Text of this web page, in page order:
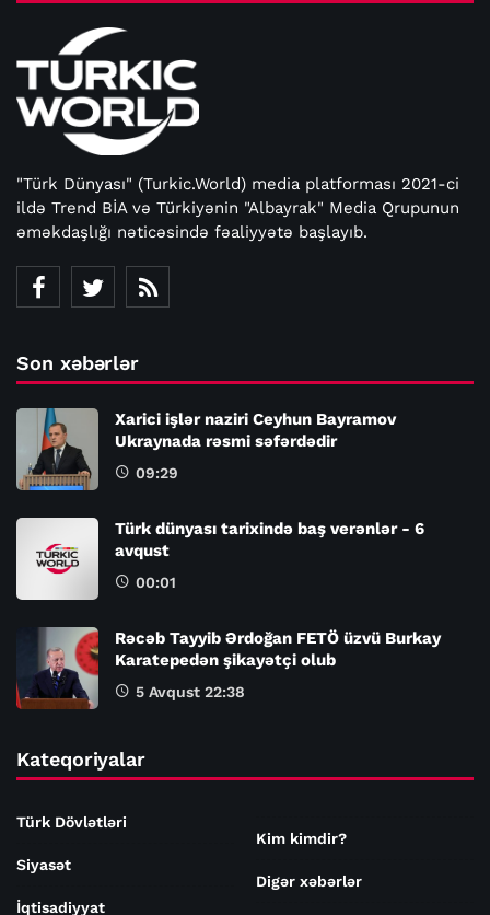
"Türk Dünyası" (Turkic.World) media platforması 2021-ci
ildə Trend BİA və Türkiyənin "Albayrak" Media Qrupunun
əməkdaşlığı nəticəsində fəaliyyətə başlayıb.
Son xəbərlər
Xarici işlər naziri Ceyhun Bayramov
Ukraynada rəsmi səfərdədir
09:29
Türk dünyası tarixində baş verənlər - 6
avqust
00:01
Rəcəb Tayyib Ərdoğan FETÖ üzvü Burkay
Karatepedən şikayətçi olub
5 Avqust 22:38
Kateqoriyalar
Türk Dövlətləri
Siyasət
İqtisadiyyat
Kim kimdir?
Digər xəbərlər